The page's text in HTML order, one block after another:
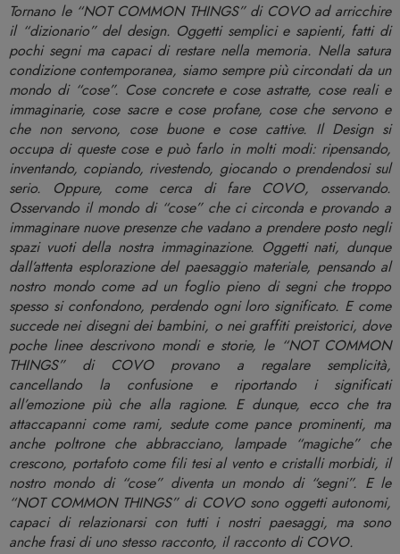
Tornano le “NOT COMMON THINGS” di COVO ad arricchire
il “dizionario” del design. Oggetti semplici e sapienti, fatti di
pochi segni ma capaci di restare nella memoria. Nella satura
condizione contemporanea, siamo sempre più circondati da un
mondo di “cose”. Cose concrete e cose astratte, cose reali e
immaginarie, cose sacre e cose profane, cose che servono e
che non servono, cose buone e cose cattive. Il Design si
occupa di queste cose e può farlo in molti modi: ripensando,
inventando, copiando, rivestendo, giocando o prendendosi sul
serio. Oppure, come cerca di fare COVO, osservando.
Osservando il mondo di “cose” che ci circonda e provando a
immaginare nuove presenze che vadano a prendere posto negli
spazi vuoti della nostra immaginazione. Oggetti nati, dunque
dall’attenta esplorazione del paesaggio materiale, pensando al
nostro mondo come ad un foglio pieno di segni che troppo
spesso si confondono, perdendo ogni loro significato. E come
succede nei disegni dei bambini, o nei graffiti preistorici, dove
poche linee descrivono mondi e storie, le “NOT COMMON
THINGS” di COVO provano a regalare semplicità,
cancellando la confusione e riportando i significati
all’emozione più che alla ragione. E dunque, ecco che tra
attaccapanni come rami, sedute come pance prominenti, ma
anche poltrone che abbracciano, lampade “magiche” che
crescono, portafoto come fili tesi al vento e cristalli morbidi, il
nostro mondo di “cose” diventa un mondo di “segni”. E le
“NOT COMMON THINGS” di COVO sono oggetti autonomi,
capaci di relazionarsi con tutti i nostri paesaggi, ma sono
anche frasi di uno stesso racconto, il racconto di COVO.